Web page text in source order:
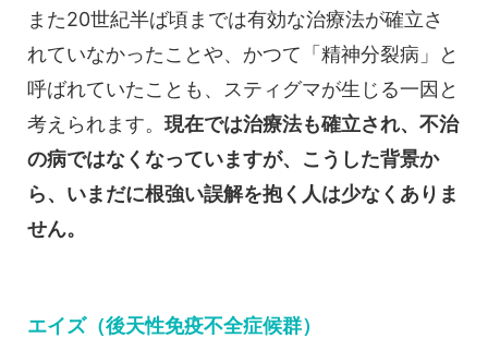
また20世紀半ば頃までは有効な治療法が確立さ
れていなかったことや、かつて「精神分裂病」と
呼ばれていたことも、スティグマが生じる一因と
考えられます。 現在では治療法も確立され、不治
の病ではなくなっていますが、こうした背景か
ら、いまだに根強い誤解を抱く人は少なくありま
せん。
エイズ（後天性免疫不全症候群）